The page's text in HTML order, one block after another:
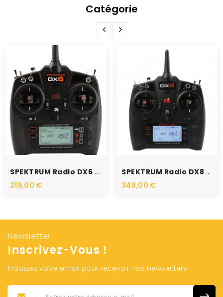
Catégorie
SPEKTRUM Radio DX6 G3
219,00 €
SPEKTRUM Radio DX8 G2 DSMX...
349,00 €
Newsletter
Inscrivez-Vous !
Indiquez votre email pour recevoir nos newsletters